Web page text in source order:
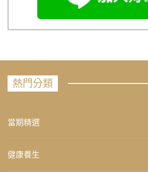
熱門分類
當期精選
健康養生